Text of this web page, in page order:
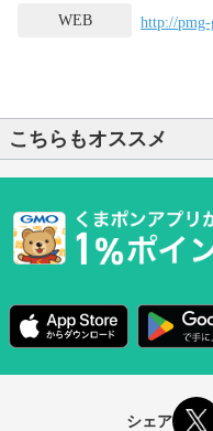
WEB http://
こちらもオススメ
シェア